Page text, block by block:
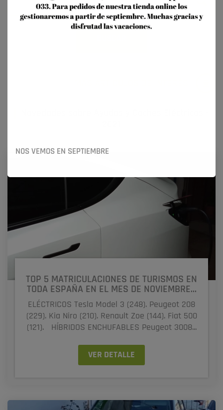
TOP 5 MATRICULACIONES DE TURISMOS EN
TODA ESPAÑA EN EL MES DE NOVIEMBRE...
ELÉCTRICOS Tesla Model 3 (248). Peugeot 208
(229). Kia Niro (210). Renault Zoe (144). Fiat 500
(121). HÍBRIDOS ENCHUFABLES Peugeot 3008...
VER DETALLE
NOS VEMOS EN SEPTIEMBRE